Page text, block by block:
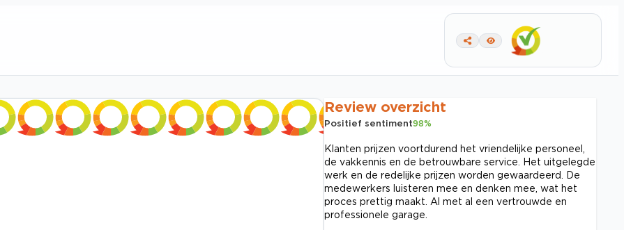
Review overzicht
Positief sentiment98%
Klanten prijzen voortdurend het vriendelijke personeel,
de vakkennis en de betrouwbare service. Het uitgelegde
werk en de redelijke prijzen worden gewaardeerd. De
medewerkers luisteren mee en denken mee, wat het
proces prettig maakt. Al met al een vertrouwde en
professionele garage.